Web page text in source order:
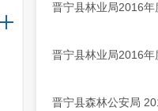
晋宁县林业局2016年
晋宁县林业局2016年
晋宁县森林公安局